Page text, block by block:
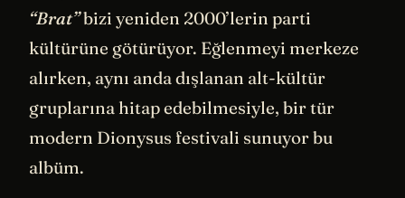
“Brat”bizi yeniden 2000’lerin parti
kültürüne götürüyor. Eğlenmeyi merkeze
alırken, aynı anda dışlanan alt-kültür
gruplarına hitap edebilmesiyle, bir tür
modern Dionysus festivali sunuyor bu
albüm.